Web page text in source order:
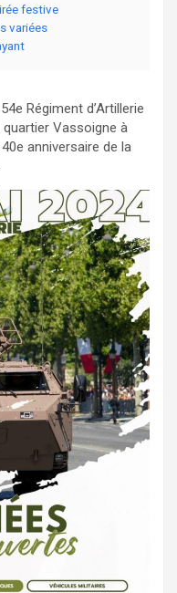
festive
variées
Régiment d’Artillerie
Vassoigne à
anniversaire de la